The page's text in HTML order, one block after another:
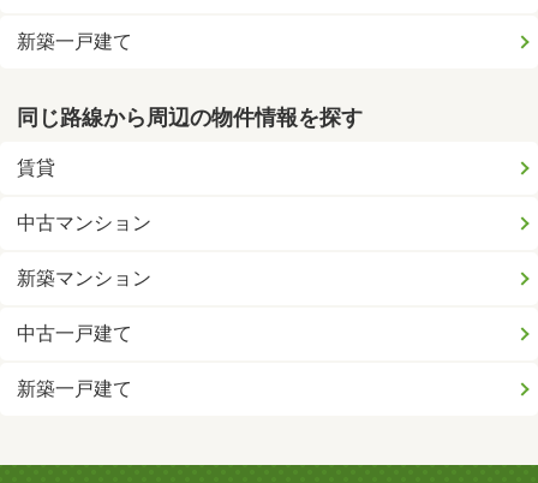
新築一戸建て
同じ路線から周辺の物件情報を探す
賃貸
中古マンション
新築マンション
中古一戸建て
新築一戸建て